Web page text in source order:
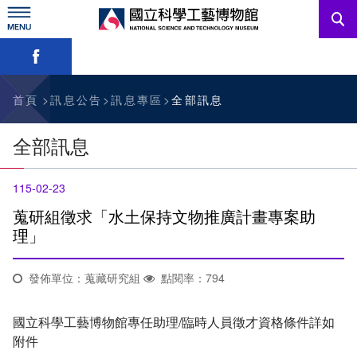
跳
到
主
要
訊息公告
參觀資訊
教育資源
網站服務
關於我們
English
略過字型切換，社群分享工具列
首頁 訊息公告 訊息專區 全部訊息
全部訊息
115-02-23
蒐研組徵求「水土保持文物推廣計畫專案助
理」
發佈單位：蒐藏研究組 點閱率：794
國立科學工藝博物館專任助理/臨時人員徵才資格條件詳如
附件